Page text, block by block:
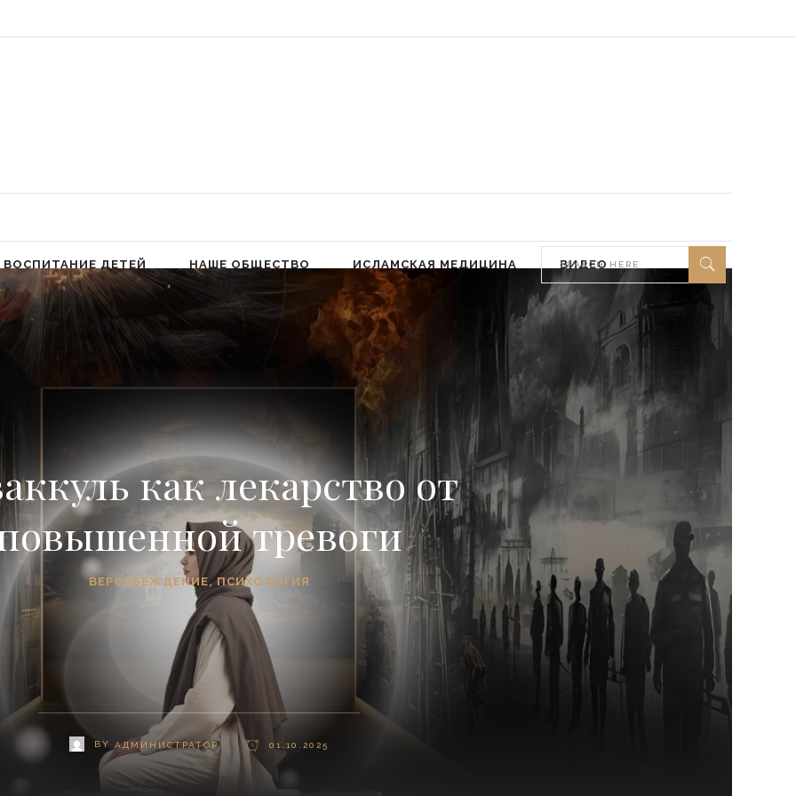
ВОСПИТАНИЕ ДЕТЕЙ НАШЕ ОБЩЕСТВО ИСЛАМСКАЯ МЕДИЦИНА ВИДЕО
как лекарство от
тревоги
ВЕРОУБЕЖДЕНИЕ,ПСИХОЛОГИЯ
BY АДМИНИСТРАТОР 01.10.2025